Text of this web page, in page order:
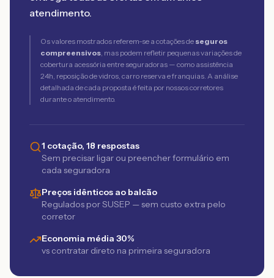
atendimento.
Os valores mostrados referem-se a cotações de seguros
compreensivos, mas podem refletir pequenas variações de
cobertura acessória entre seguradoras — como assistência
24h, reposição de vidros, carro reserva e franquias. A análise
detalhada de cada proposta é feita por nossos corretores
durante o atendimento.
1 cotação, 18 respostas
Sem precisar ligar ou preencher formulário em
cada seguradora
Preços idênticos ao balcão
Regulados por SUSEP — sem custo extra pelo
corretor
Economia média 30%
vs contratar direto na primeira seguradora